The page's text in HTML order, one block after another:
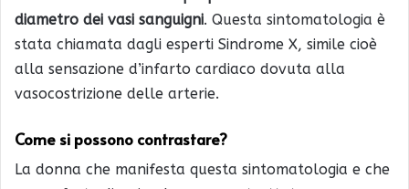
diametro dei vasi sanguigni. Questa sintomatologia è
stata chiamata dagli esperti Sindrome X, simile cioè
alla sensazione d’infarto cardiaco dovuta alla
vasocostrizione delle arterie.
Come si possono contrastare?
La donna che manifesta questa sintomatologia e che